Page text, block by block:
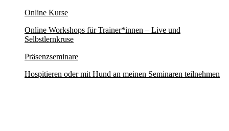
Online Kurse
Online Workshops für Trainer*innen – Live und
Selbstlernkruse
Präsenzseminare
Hospitieren oder mit Hund an meinen Seminaren teilnehmen